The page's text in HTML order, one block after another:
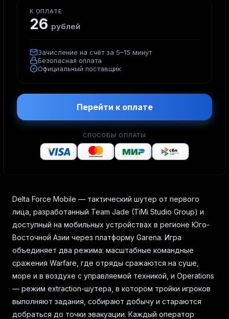
К ОПЛАТЕ
26 рублей
Зачисление на счёт за 5–15 минут
Безопасная оплата
Официальный поставщик
Перейти к оплате
СПОСОБЫ ОПЛАТЫ
Delta Force Mobile — тактический шутер от первого
лица, разработанный Team Jade (TiMi Studio Group) и
доступный на мобильных устройствах в регионе Юго-
Восточной Азии через платформу Garena. Игра
объединяет два режима: масштабные командные
сражения Warfare, где отряды сражаются на суше,
море и в воздухе с управляемой техникой, и Operations
— режим extraction-шутера, в котором тройки игроков
выполняют задания, собирают добычу и стараются
добраться до точки эвакуации. Каждый оператор